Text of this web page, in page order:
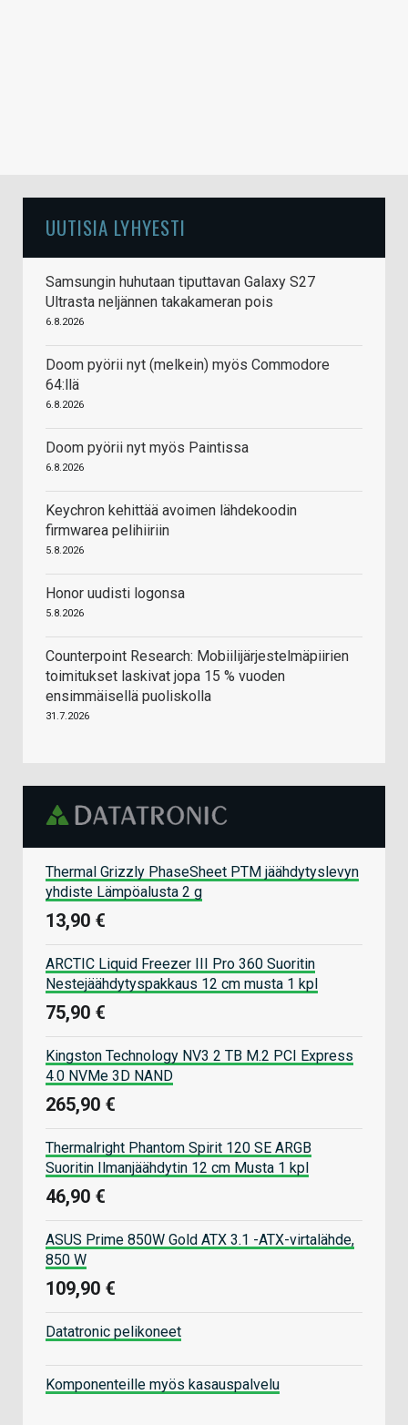
UUTISIA LYHYESTI
Samsungin huhutaan tiputtavan Galaxy S27
Ultrasta neljännen takakameran pois
6.8.2026
Doom pyörii nyt (melkein) myös Commodore
64:llä
6.8.2026
Doom pyörii nyt myös Paintissa
6.8.2026
Keychron kehittää avoimen lähdekoodin
firmwarea pelihiiriin
5.8.2026
Honor uudisti logonsa
5.8.2026
Counterpoint Research: Mobiilijärjestelmäpiirien
toimitukset laskivat jopa 15 % vuoden
ensimmäisellä puoliskolla
31.7.2026
Thermal Grizzly PhaseSheet PTM jäähdytyslevyn
yhdiste Lämpöalusta 2 g
13,90 €
ARCTIC Liquid Freezer III Pro 360 Suoritin
Nestejäähdytyspakkaus 12 cm musta 1 kpl
75,90 €
Kingston Technology NV3 2 TB M.2 PCI Express
4.0 NVMe 3D NAND
265,90 €
Thermalright Phantom Spirit 120 SE ARGB
Suoritin Ilmanjäähdytin 12 cm Musta 1 kpl
46,90 €
ASUS Prime 850W Gold ATX 3.1 -ATX-virtalähde,
850 W
109,90 €
Datatronic pelikoneet
Komponenteille myös kasauspalvelu